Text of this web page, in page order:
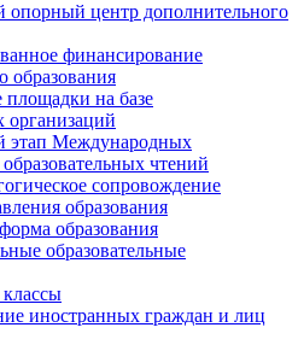
центр дополнительного
финансирование
образования
на базе
организаций
этап Международных
чтений
сопровождение
образования
образования
образовательные
иностранных граждан и лиц